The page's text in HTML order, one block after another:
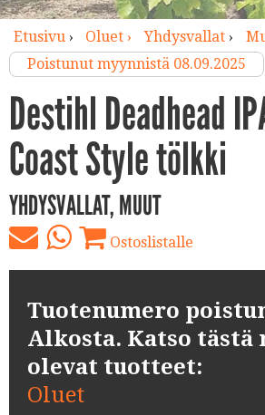
Etusivu› Oluet › Yhdysvallat›
Poistunut myynnistä 08.09.2025
Destihl Deadhead
Coast Style tölkki
YHDYSVALLAT, MUUT
Ostoslistalle
Tuotenumero
Alkosta. Katso tästä
olevat tuotteet:
Oluet